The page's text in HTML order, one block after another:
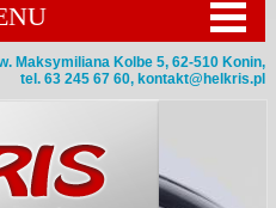
Maksymiliana Kolbe 5, 62-510 Konin,
tel. 63 245 67 60, kontakt@helkris.pl